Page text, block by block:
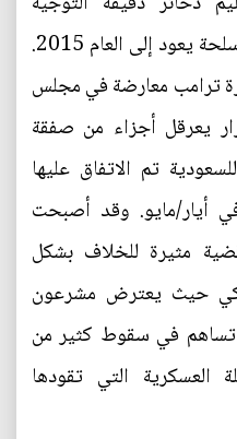
للسعودية بموجب اتفاق لبيع أسلحة يعود إلى العام 2015.
ترامب معارضة في مجلس
يعرقل أجزاء من صفقة
تم الاتفاق عليها
أيار/مايو. وقد أصبحت
مثيرة للخلاف بشكل
حيث يعترض مشرعون
تساهم في سقوط كثير من
العسكرية التي تقودها